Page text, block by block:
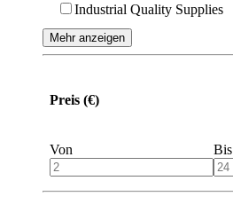
Industrial Quality Supplies
Mehr anzeigen
Preis (€)
Von Bis